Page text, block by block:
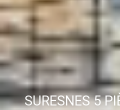
SURESNES 5